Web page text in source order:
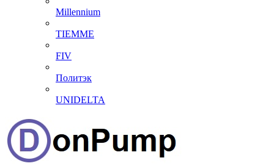
Millennium
TIEMME
FIV
Политэк
UNIDELTA